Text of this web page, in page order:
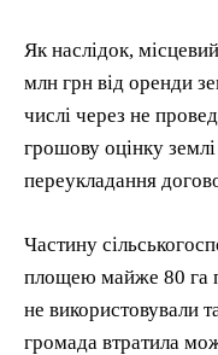
Як наслідок,
млн грн від оренди
числі через не
грошову оцінку землі
переукладання
Частину
площею майже 80 га
не використовували
громада втратила